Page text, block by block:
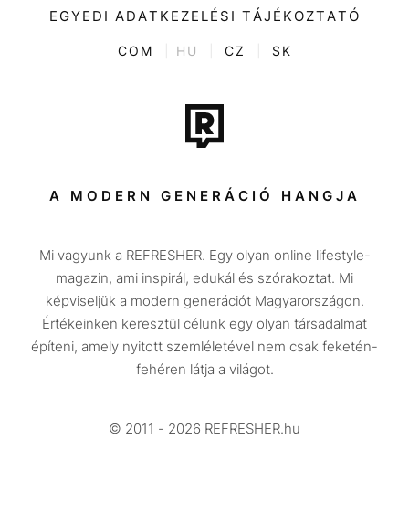
Kultúra
ENTR
Tech-Tudomány
Sport
Társadalom
Utazás
Életmód
Design
Beszélgetések
Videó
EGYEDI ADATKEZELÉSI TÁJÉKOZTATÓ
COM HU CZ SK
A MODERN GENERÁCIÓ HANGJA
Mi vagyunk a REFRESHER. Egy olyan online lifestyle-
magazin, ami inspirál, edukál és szórakoztat. Mi
képviseljük a modern generációt Magyarországon.
Értékeinken keresztül célunk egy olyan társadalmat
építeni, amely nyitott szemléletével nem csak feketén-
fehéren látja a világot.
© 2011 - 2026 REFRESHER.hu